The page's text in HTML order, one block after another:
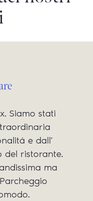
Siamo stati
e dall'
del ristorante.
ma